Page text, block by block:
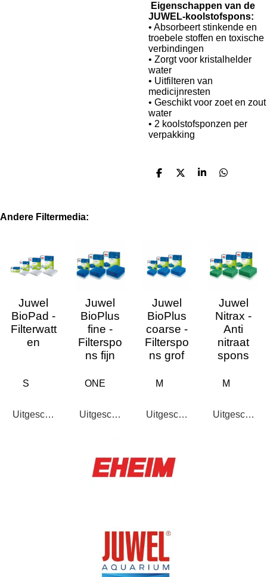
Eigenschappen van de
JUWEL-koolstofspons:
• Absorbeert stinkende en
troebele stoffen en toxische
verbindingen
• Zorgt voor kristalhelder
water
• Uitfilteren van
medicijnresten
• Geschikt voor zoet en zout
water
• 2 koolstofsponzen per
verpakking
D
D
S
D
Andere Filtermedia:
Juwel
BioPad -
Filterwatt
en
Uitgeschakeld
Juwel
BioPlus
fine -
Filterspo
ns fijn
Uitgeschakeld
Juwel
BioPlus
coarse -
Filterspo
ns grof
Uitgeschakeld
Juwel
Nitrax -
Anti
nitraat
spons